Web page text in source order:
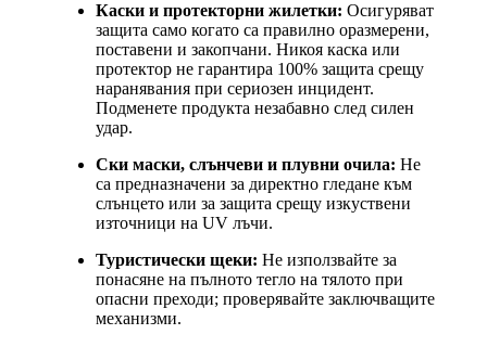
Каски и протекторни жилетки: Осигуряват
защита само когато са правилно оразмерени,
поставени и закопчани. Никоя каска или
протектор не гарантира 100% защита срещу
наранявания при сериозен инцидент.
Подменете продукта незабавно след силен
удар.
Ски маски, слънчеви и плувни очила: Не
са предназначени за директно гледане към
слънцето или за защита срещу изкуствени
източници на UV лъчи.
Туристически щеки: Не използвайте за
понасяне на пълното тегло на тялото при
опасни преходи; проверявайте заключващите
механизми.